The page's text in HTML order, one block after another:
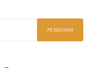
PESQUISAR